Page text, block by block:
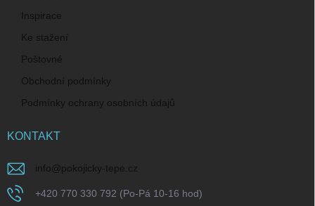
Inspirace
Ke stažení
Poštovné
Obchodní podmínky
Podmínky ochrany osobních údajů
KONTAKT
info@pokojicky-tepe.cz
+420 770 330 792 (Po-Pá 10-16 hod)